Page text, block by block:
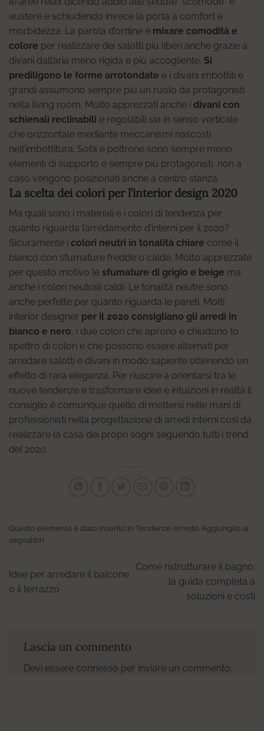
austere e schiudendo invece la porta a comfort e
morbidezza. La parola d’ordine è mixare comodità e
colore per realizzare dei salotti più liberi anche grazie a
divani dall’aria meno rigida e più accogliente. Si
prediligono le forme arrotondate e i divani imbottiti e
grandi assumono sempre più un ruolo da protagonisti
nella living room. Molto apprezzati anche i divani con
schienali reclinabili e regolabili sia in senso verticale
che orizzontale mediante meccanismi nascosti
nell’imbottitura. Sofa e poltrone sono sempre meno
elementi di supporto e sempre più protagonisti, non a
caso vengono posizionati anche a centro stanza.
La scelta dei colori per l’interior design 2020
Ma quali sono i materiali e i colori di tendenza per
quanto riguarda l’arredamento d’interni per il 2020?
Sicuramente i colori neutri in tonalità chiare come il
bianco con sfumature fredde o calde. Molto apprezzate
per questo motivo le sfumature di grigio e beige ma
anche i colori neutrali caldi. Le tonalità neutre sono
anche perfette per quanto riguarda le pareti. Molti
interior designer per il 2020 consigliano gli arredi in
bianco e nero, i due colori che aprono e chiudono lo
spettro di colori e che possono essere alternati per
arredare salotti e divani in modo sapiente ottenendo un
effetto di rara eleganza. Per riuscire a orientarsi tra le
nuove tendenze e trasformare idee e intuizioni in realtà il
consiglio è comunque quello di mettersi nelle mani di
professionisti nella progettazione di arredi interni così da
realizzare la casa dei propri sogni seguendo tutti i trend
del 2020.
Questo elemento è stato inserito in Tendenze Arredo. Aggiungilo ai
segnalibri.
Idee per arredare il balcone
o il terrazzo
Come ristrutturare il bagno:
la guida completa a
soluzioni e costi
Lascia un commento
Devi essere connesso per inviare un commento.